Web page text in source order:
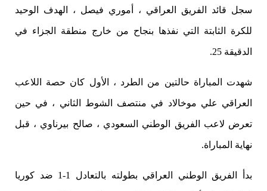
سجل قائد الفريق العراقي ، أموري فيصل ، الهدف الوحيد
للكرة الثابتة التي نفذها بنجاح من خارج منطقة الجزاء في
الدقيقة 25.
شهدت المباراة حالتين من الطرد ، الأول كان حصة اللاعب
العراقي علي موخالاد في منتصف الشوط الثاني ، في حين
تعرض لاعب الفريق الوطني السعودي ، صالح بيرناوي ، قبل
نهاية المباراة.
بدأ الفريق الوطني العراقي بطولته بالتعادل 1-1 ضد كوريا